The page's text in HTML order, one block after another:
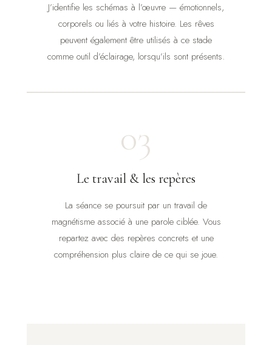
J’identifie les schémas à l’œuvre — émotionnels,
corporels ou liés à votre histoire. Les rêves
peuvent également être utilisés à ce stade
comme outil d’éclairage, lorsqu’ils sont présents.
03
Le travail & les repères
La séance se poursuit par un travail de
magnétisme associé à une parole ciblée. Vous
repartez avec des repères concrets et une
compréhension plus claire de ce qui se joue.